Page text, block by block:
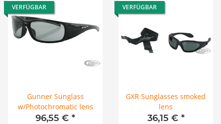
VERFÜGBAR
Gunner Sunglass
w/Photochromatic lens
96,55 € *
VERFÜGBAR
GXR Sunglasses smoked
lens
36,15 € *